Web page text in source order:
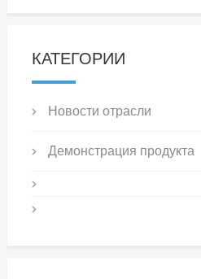
КАТЕГОРИИ
Новости отрасли
Демонстрация продукта